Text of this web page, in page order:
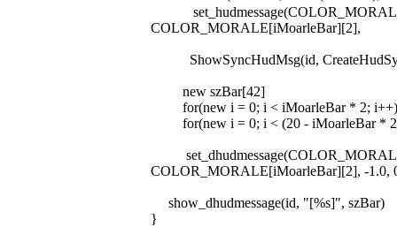
COLOR_MORALE[iMoarleBar][2],
ShowSyncHudMsg(id,
new szBar[42]
for(new i = 0; i < iMoarleBar * 2; i++)
for(new i = 0; i < (20 - iMoarleBar *
COLOR_MORALE[iMoarleBar][2], -1.0,
show_dhudmessage(id, "[%s]", szBar)
}